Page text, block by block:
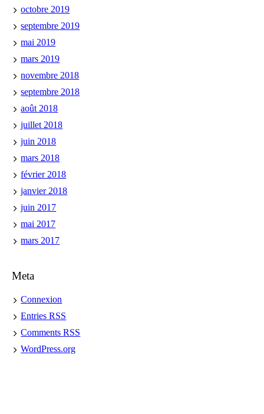
octobre 2019
septembre 2019
mai 2019
mars 2019
novembre 2018
septembre 2018
août 2018
juillet 2018
juin 2018
mars 2018
février 2018
janvier 2018
juin 2017
mai 2017
mars 2017
Meta
Connexion
EntriesRSS
CommentsRSS
WordPress.org